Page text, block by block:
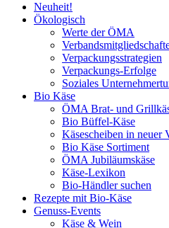
Neuheit!
Ökologisch
Werte der ÖMA
Verpackungsstrategien
Verpackungs-Erfolge
Soziales
Bio Käse
ÖMA Brat- und
Bio Büffel-Käse
Käsescheiben in neuer
Bio Käse Sortiment
ÖMA Jubiläumskäse
Käse-Lexikon
Bio-Händler suchen
Rezepte mit Bio-Käse
Genuss-Events
Käse & Wein